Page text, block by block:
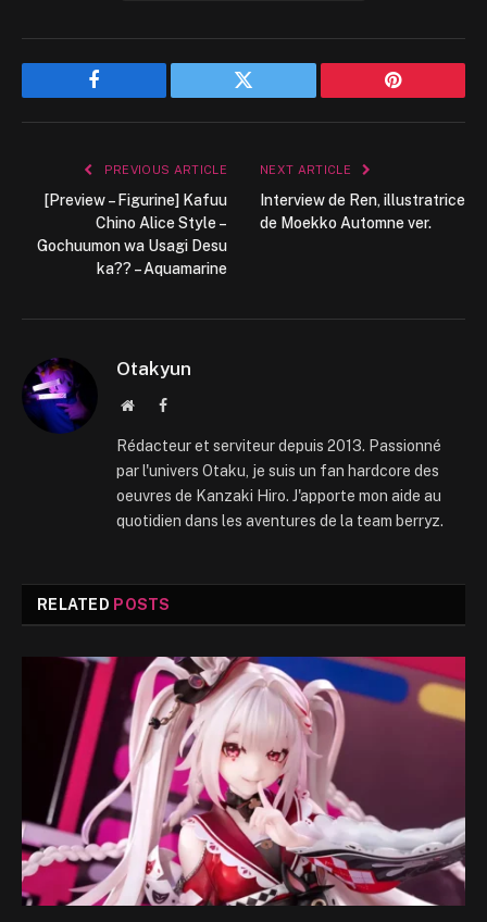
Facebook Twitter Pinterest
PREVIOUS ARTICLE
[Preview – Figurine] Kafuu
Chino Alice Style –
Gochuumon wa Usagi Desu
ka?? – Aquamarine
NEXT ARTICLE
Interview de Ren, illustratrice
de Moekko Automne ver.
Otakyun
WebsiteFacebook
Rédacteur et serviteur depuis 2013. Passionné
par l'univers Otaku, je suis un fan hardcore des
oeuvres de Kanzaki Hiro. J'apporte mon aide au
quotidien dans les aventures de la team berryz.
RELATED POSTS